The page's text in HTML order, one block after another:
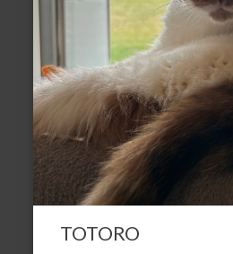
TOTORO